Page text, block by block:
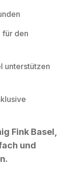
für den
unterstützen
Fink Basel,
und